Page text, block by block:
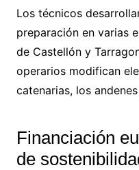
Los técnicos
preparación en varias
de Castellón y
operarios modifican
catenarias, los
Financiación
de